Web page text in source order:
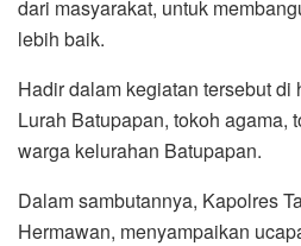
dari masyarakat, untuk
lebih baik.
Hadir dalam kegiatan tersebut di
Lurah Batupapan, tokoh agama,
warga kelurahan Batupapan.
Dalam sambutannya, Kapolres
Hermawan, menyampaikan